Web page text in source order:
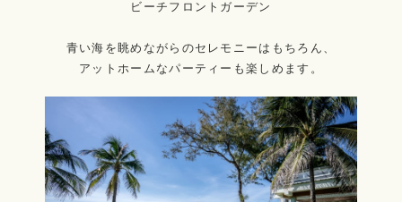
ビーチフロントガーデン
青い海を眺めながらのセレモニーはもちろん、
アットホームなパーティーも楽しめます。